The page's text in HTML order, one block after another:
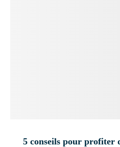
5 conseils pour profiter